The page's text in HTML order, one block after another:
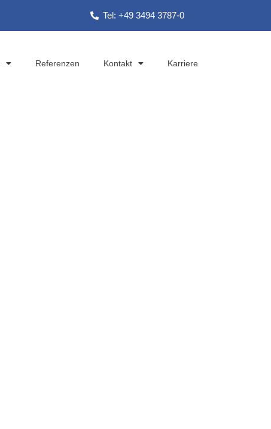
Tel: +49 3494 3787-0
Referenzen Kontakt Karriere